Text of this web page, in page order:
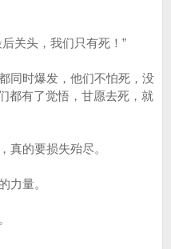
关头，我们只有死！”
同时爆发，他们不怕死，没
都有了觉悟，甘愿去死，就
的要损失殆尽。
力量。